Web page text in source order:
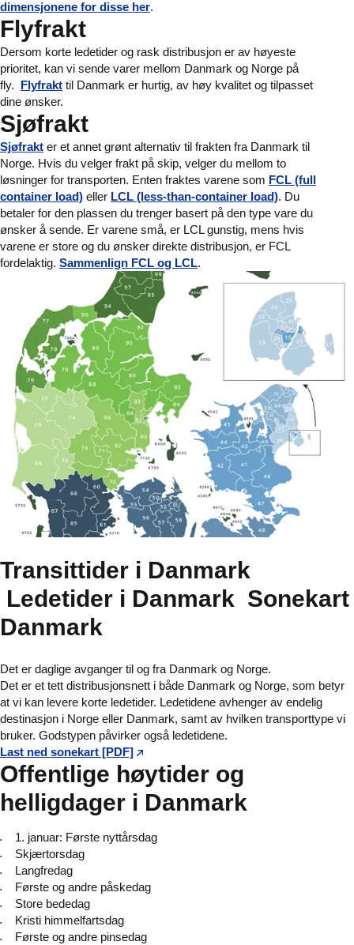
dimensjonene for disse her.
Flyfrakt
Dersom korte ledetider og rask distribusjon er av høyeste
prioritet, kan vi sende varer mellom Danmark og Norge på
fly. Flyfrakt til Danmark er hurtig, av høy kvalitet og tilpasset
dine ønsker.
Sjøfrakt
Sjøfrakt er et annet grønt alternativ til frakten fra Danmark til
Norge. Hvis du velger frakt på skip, velger du mellom to
løsninger for transporten. Enten fraktes varene som FCL (full
container load) eller LCL (less-than-container load). Du
betaler for den plassen du trenger basert på den type vare du
ønsker å sende. Er varene små, er LCL gunstig, mens hvis
varene er store og du ønsker direkte distribusjon, er FCL
fordelaktig. Sammenlign FCL og LCL.
Transittider i Danmark
Ledetider i Danmark Sonekart
Danmark
Det er daglige avganger til og fra Danmark og Norge.
Det er et tett distribusjonsnett i både Danmark og Norge, som betyr
at vi kan levere korte ledetider. Ledetidene avhenger av endelig
destinasjon i Norge eller Danmark, samt av hvilken transporttype vi
bruker. Godstypen påvirker også ledetidene.
Last ned sonekart [PDF]
Offentlige høytider og
helligdager i Danmark
1. januar: Første nyttårsdag
Skjærtorsdag
Langfredag
Første og andre påskedag
Store bededag
Kristi himmelfartsdag
Første og andre pinsedag